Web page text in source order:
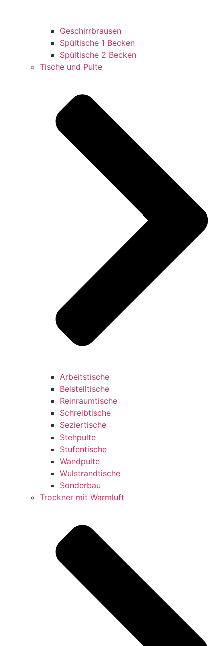
Geschirrbrausen
Spültische 1 Becken
Spültische 2 Becken
Tische und Pulte
Arbeitstische
Beistelltische
Reinraumtische
Schreibtische
Seziertische
Stehpulte
Stufentische
Wandpulte
Wulstrandtische
Sonderbau
Trockner mit Warmluft